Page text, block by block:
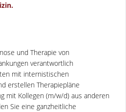
und Therapie von
verantwortlich
mit internistischen
erstellen Therapiepläne
mit Kollegen (m/w/d) aus anderen
Sie eine ganzheitliche